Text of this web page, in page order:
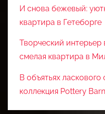
И снова бежевый:
квартира в Гетеборге
Творческий интерьер
смелая квартира в
В объятьях ласкового
коллекция Pottery Barn